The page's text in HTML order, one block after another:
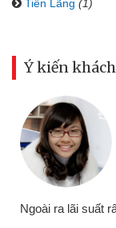
Tiên Lãng (1)
Ý kiến
Ngoài ra lãi suất